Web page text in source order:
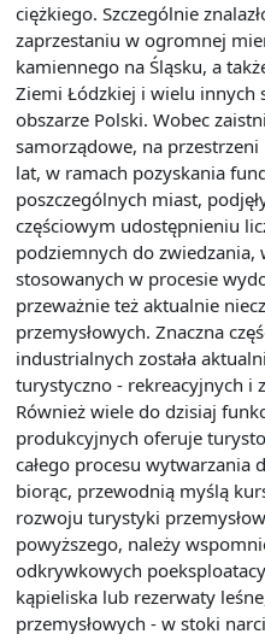
ciężkiego. Szczególnie
zaprzestaniu w ogromnej
kamiennego na Śląsku, a
Ziemi Łódzkiej i wielu innych
obszarze Polski. Wobec
samorządowe, na
lat, w ramach pozyskania
poszczególnych miast,
częściowym udostępnieniu
podziemnych do zwiedzania,
stosowanych w procesie
przeważnie też aktualnie
przemysłowych. Znaczna
industrialnych została
turystyczno - rekreacyjnych i
Również wiele do dzisiaj
produkcyjnych oferuje
całego procesu wytwarzania
biorąc, przewodnią myślą
rozwoju turystyki
powyższego, należy
odkrywkowych
kąpieliska lub rezerwaty
przemysłowych - w stoki